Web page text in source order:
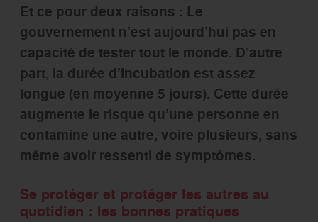
Et ce pour deux raisons : Le
gouvernement n’est aujourd’hui pas en
capacité de tester tout le monde. D’autre
part, la durée d’incubation est assez
longue (en moyenne 5 jours). Cette durée
augmente le risque qu’une personne en
contamine une autre, voire plusieurs, sans
même avoir ressenti de symptômes.
Se protéger et protéger les autres au
quotidien : les bonnes pratiques